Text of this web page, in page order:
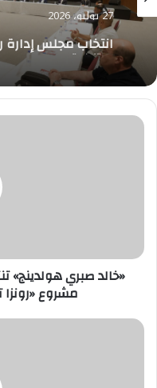
27 يوليو، 2026
انتخاب مجلس إدارة
بالتزكية
«خالد
من
مشروع
بالعاصمة
«خالد صبري هولدينج»
مشروع «رونزا
أستعدادا